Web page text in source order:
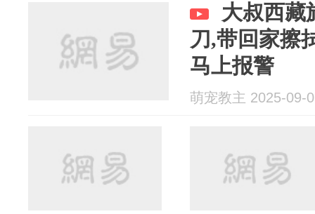
大叔西藏
刀,带回家擦
马上报警
萌宠教主 2025-09-